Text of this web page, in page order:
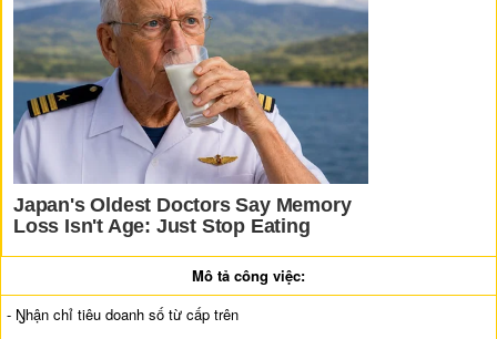
Mô tả công việc:
- Ŋhận chỉ tiêu doanh số từ cấp trên